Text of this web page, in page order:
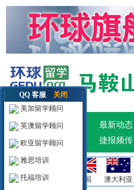
招生计划
最新动态
热点推荐
捷报频传
美国 加拿大 英国 澳大利亚
QQ 客服
关闭
美加留学顾问
英澳留学顾问
欧亚留学顾问
雅思培训
托福培训